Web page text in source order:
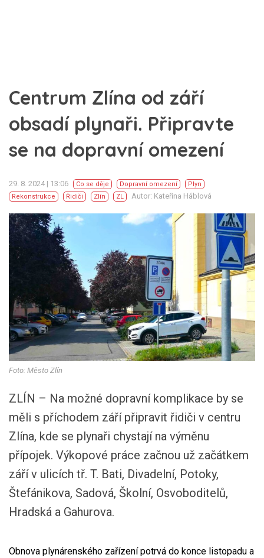
Centrum Zlína od září
obsadí plynaři. Připravte
se na dopravní omezení
29. 8. 2024 | 13:06 Co se děje Dopravní omezení
Plyn
Rekonstrukce
Řidiči Zlín ZL Autor: Kateřina Háblová
Foto: Město Zlín
ZLÍN – Na možné dopravní komplikace by se
měli s příchodem září připravit řidiči v centru
Zlína, kde se plynaři chystají na výměnu
přípojek. Výkopové práce začnou už začátkem
září v ulicích tř. T. Bati, Divadelní, Potoky,
Štefánikova, Sadová, Školní, Osvoboditelů,
Hradská a Gahurova.
Obnova plynárenského zařízení potrvá do konce listopadu a